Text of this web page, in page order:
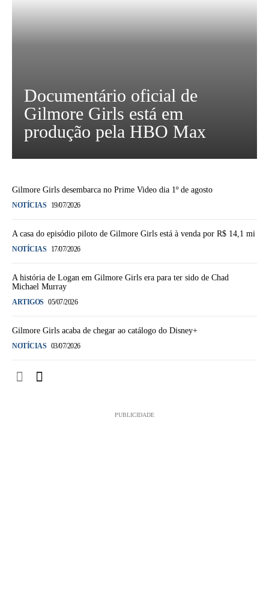
Documentário oficial de
Gilmore Girls está em
produção pela HBO Max
Gilmore Girls desembarca no Prime Video dia 1º de agosto
NOTÍCIAS 19/07/2026
A casa do episódio piloto de Gilmore Girls está à venda por R$ 14,1 mi
NOTÍCIAS 17/07/2026
A história de Logan em Gilmore Girls era para ter sido de Chad
Michael Murray
ARTIGOS 05/07/2026
Gilmore Girls acaba de chegar ao catálogo do Disney+
NOTÍCIAS 03/07/2026
PUBLICIDADE